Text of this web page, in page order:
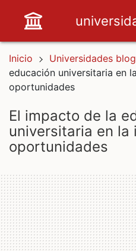
Inicio Universidades blog
educación universitaria en
oportunidades
el impacto de la educación
universitaria en la
oportunidades